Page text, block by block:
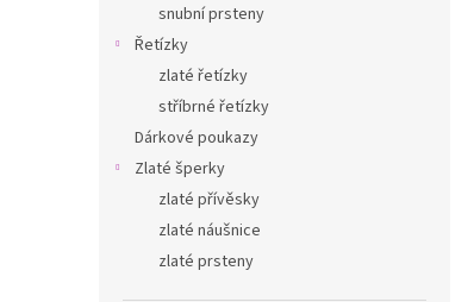
snubní prsteny
Řetízky
zlaté řetízky
stříbrné řetízky
Dárkové poukazy
Zlaté šperky
zlaté přívěsky
zlaté náušnice
zlaté prsteny